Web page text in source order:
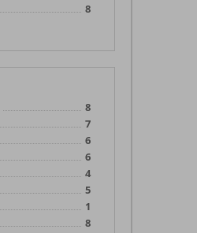
8
8
7
6
6
4
5
1
8